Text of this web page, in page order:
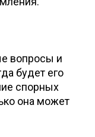
вопросы и
будет его
спорных
она может